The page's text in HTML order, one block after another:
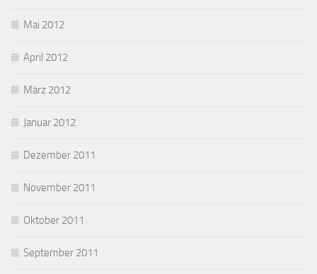
Mai 2012
April 2012
März 2012
Januar 2012
Dezember 2011
November 2011
Oktober 2011
September 2011